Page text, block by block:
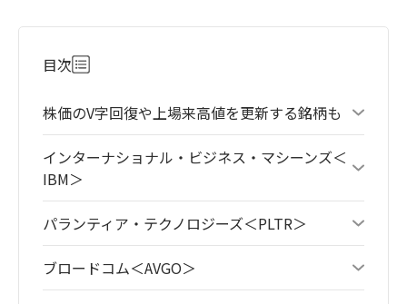
目次
株価のV字回復や上場来高値を更新する銘柄も
インターナショナル・ビジネス・マシーンズ＜
IBM＞
パランティア・テクノロジーズ＜PLTR＞
ブロードコム＜AVGO＞